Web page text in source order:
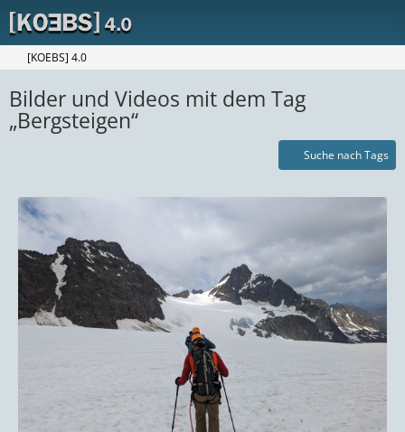
[KOEBS] 4.0
Bilder und Videos mit dem Tag
„Bergsteigen“
Suche nach Tags